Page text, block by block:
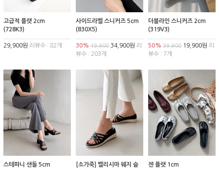
고급적 플랫 2cm
(728K3)
29,900원 리뷰수 : 82개
사이드라벨 스니커즈 5cm
(830X5)
30% 49,90034,900원 리
뷰수 : 203개
더블라인 스니커즈 2cm
(319V3)
50% 39,90019,900원 리
뷰수 : 7개
스테파니 샌들 5cm
[소가죽] 벨리시마 웨지 슬
젠 플랫 1cm